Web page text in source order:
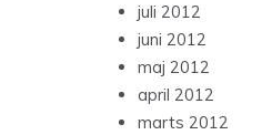
juli 2012
juni 2012
maj 2012
april 2012
marts 2012